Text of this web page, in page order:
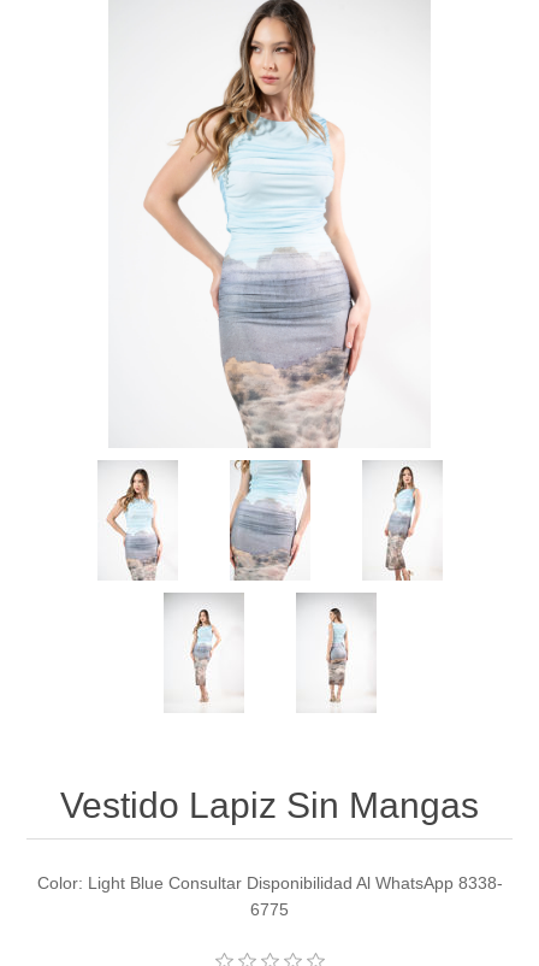
Vestido Lapiz Sin Mangas
Color: Light Blue Consultar Disponibilidad Al WhatsApp 8338-
6775